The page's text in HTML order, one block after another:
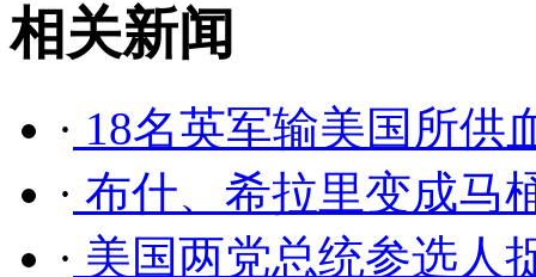
相关新闻
· 18名英军输美国所供
· 布什、希拉里变成马
· 美国两党总统参选人